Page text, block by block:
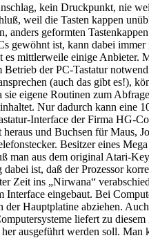
kein Druckpunkt, nie
weil die Tasten kappen
anders geformten
gewöhnt ist, kann dabei
es mittlerweile einige Anbieter.
Betrieb der PC-Tastatur
(auch das gibt es!),
eigene Routinen zum
Nur dadurch kann eine
Interface der Firma HG-
heraus und Buchsen für Maus,
Besitzer eines
man aus dem original Atari-
dabei ist, daß der Prozessor
Zeit ins „Nirwana“
Interface eingebaut. Bei
der Hauptplatine abziehen.
liefert zu
ausgeführt werden soll.